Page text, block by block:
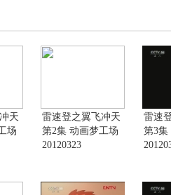
天
场
雷速登之翼飞冲天
第2集 动画梦工场
20120323
雷速
第3集